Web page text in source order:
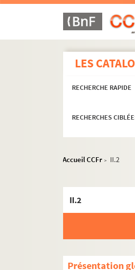
LES
RECHERCHE RAPIDE
RECHERCHES
Accueil CCFr > II.2
II.2
Présentation